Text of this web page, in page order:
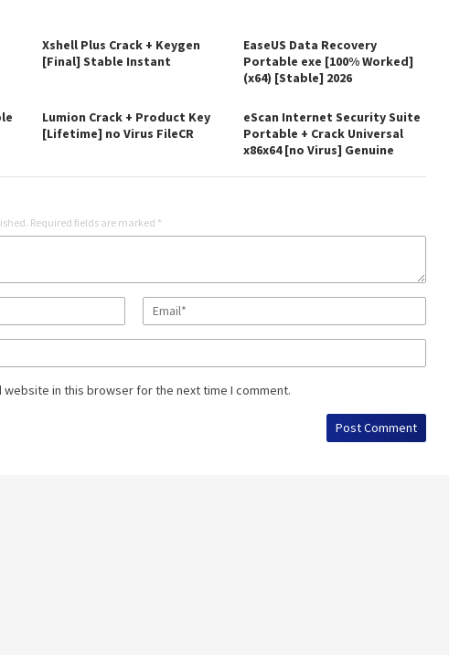
Xshell Plus Crack + Keygen
[Final] Stable Instant
EaseUS Data Recovery
Portable exe [100% Worked]
(x64) [Stable] 2026
Lumion Crack + Product Key
[Lifetime] no Virus FileCR
eScan Internet Security Suite
Portable + Crack Universal
x86x64 [no Virus] Genuine
Required fields are marked *
website in this browser for the next time I comment.